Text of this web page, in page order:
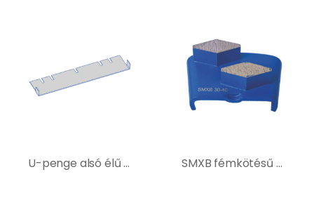
U-penge alsó élű burkolatbontó géphez 400214 SMXB fémkötésű dupla szegmenses gyémántszerszám – Kék